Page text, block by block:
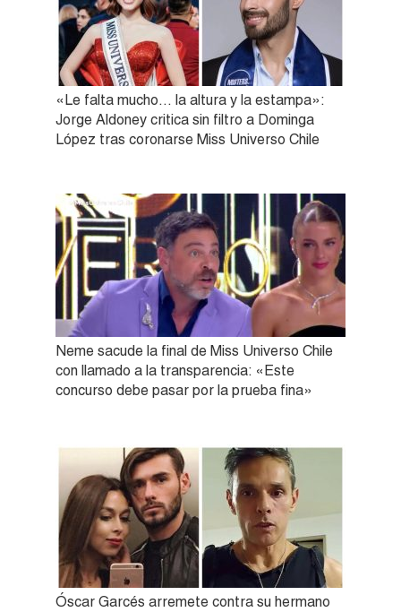
«Le falta mucho… la altura y la estampa»:
Jorge Aldoney critica sin filtro a Dominga
López tras coronarse Miss Universo Chile
Neme sacude la final de Miss Universo Chile
con llamado a la transparencia: «Este
concurso debe pasar por la prueba fina»
Óscar Garcés arremete contra su hermano